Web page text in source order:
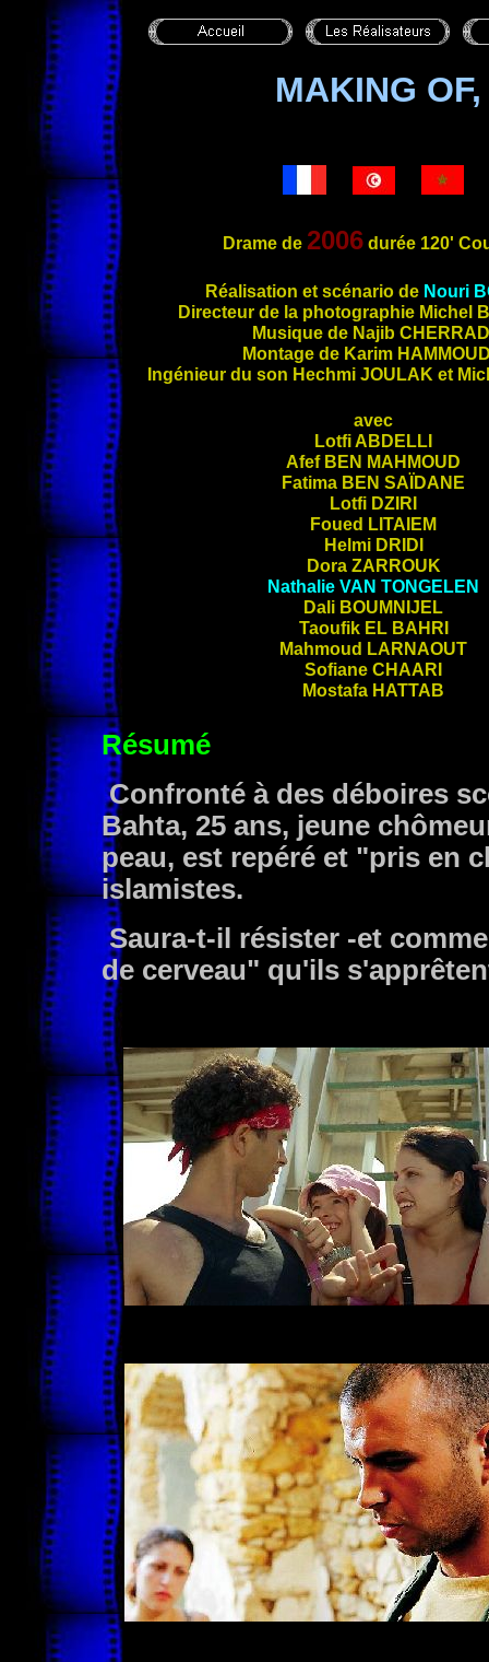
MAKING
Drame de 2006durée 120'
Réalisation et scénario de Nouri
Directeur de la photographie Michel
Musique de Najib
Montage de Karim
Ingénieur du son Hechmi JOULAK et
avec
Lotfi ABDELLI
Afef BEN MAHMOUD
Fatima BEN SAÏDANE
Lotfi DZIRI
Foued LITAIEM
Helmi DRIDI
Dora ZARROUK
Nathalie VAN TONGELEN
Dali BOUMNIJEL
Taoufik EL BAHRI
Mahmoud LARNAOUT
Sofiane CHAARI
Mostafa HATTAB
Résumé
Confronté à des déboires
Bahta, 25 ans, jeune
peau, est repéré et "pris en
islamistes.
Saura-t-il résister -et
de cerveau" qu'ils